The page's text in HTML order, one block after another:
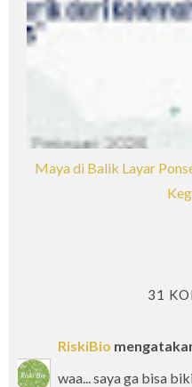
Maya di Balik Layar
31
RiskiBio
waa... saya ga bisa